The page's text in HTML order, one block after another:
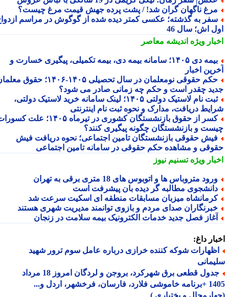
ناگهان گران شد! / پشت پرده جهش قیمت مرغ چیست؟
به گذشته؛ عکسی کمتر دیده شده از گوگوش در مراسم ازدواج
اش؛ سال 46
ویژهاندیشه معاصر
بیمه دی ۱۴۰۵؛ سامانه بیمه دی، بیمه تکمیلی، پیگیری خسارت و
اخبار
حکم حقوقی نومعلمان در سال تحصیلی ۱۴۰۵-۱۴۰۶؛ حقوق معلمان
چقدر است و حکم چه زمانی صادر می شود؟
ثبت نام لاستیک دولتی ۱۴۰۵؛ لینک سامانه خرید لاستیک دولتی،
دریافت، مدارک و نحوه ثبت نام اینترنتی
کسر از حقوق بازنشستگان کشوری در تیرماه ۱۴۰۵؛ علت کسورات
و بازنشستگان چگونه پیگیری کنند؟
حقوقی بازنشستگان تامین اجتماعی؛ نحوه دریافت فیش
و مشاهده حکم حقوقی در سامانه تامین اجتماعی
ویژهتسنیم نیوز
متروباس ها و اتوبوس های 18 متری برقی به تهران
مطالبه گر دیده بان پیشرفت است
میزبان مسابقات منطقه ای اسکیت سرعت شد
صدای مردم و بازوی توانمند مدیریت شهری هستند
فصل جدید خدمات الکترونیک بیمه سلامت در زنجان
داغ:
شوکه کننده خرازی درباره عامل سوم ترور شهید
جدول قطعی برق شهرکرد، بروجن و لردگان امروز 18 مرداد
1405 +برنامه خاموشی فلارد، فارسان، فرخشهر، اردل و...